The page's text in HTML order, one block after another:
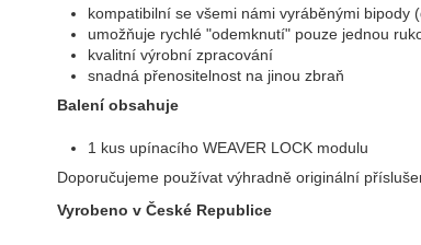
kompatibilní se všemi námi vyráběnými bipody
umožňuje rychlé "odemknutí" pouze jednou
kvalitní výrobní zpracování
snadná přenositelnost na jinou zbraň
Balení obsahuje
1 kus upínacího WEAVER LOCK modulu
Doporučujeme používat výhradně originální
Vyrobeno v České Republice